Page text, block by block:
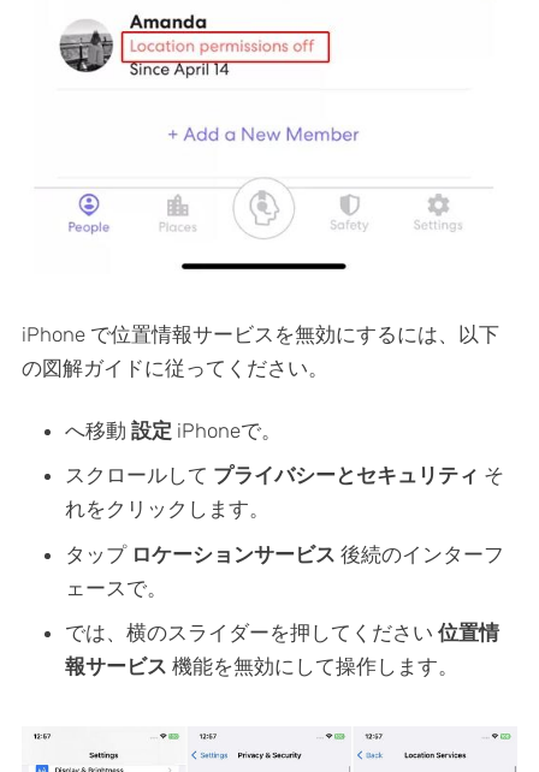
iPhone で位置情報サービスを無効にするには、以下
の図解ガイドに従ってください。
へ移動 設定 iPhoneで。
スクロールして プライバシーとセキュリティ そ
れをクリックします。
タップ ロケーションサービス 後続のインターフ
ェースで。
では、横のスライダーを押してください 位置情
報サービス 機能を無効にして操作します。